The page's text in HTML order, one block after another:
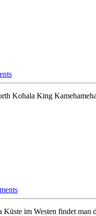
Kohala King
im Westen findet man